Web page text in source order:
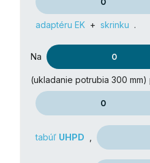
adaptéru EK + skrinku .
Na
(ukladanie potrubia 300
tabúľ UHPD